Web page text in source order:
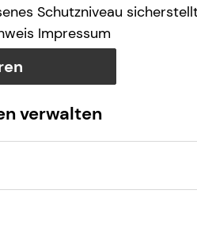
Schutzniveau
Impressum
verwalten